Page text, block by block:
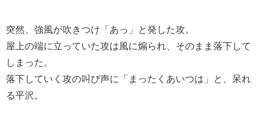
突然、強風が吹きつけ「あっ」と発した攻。
屋上の端に立っていた攻は風に煽られ、そのまま落下して
しまった。
落下していく攻の叫び声に「まったくあいつは」と、呆れ
る平沢。